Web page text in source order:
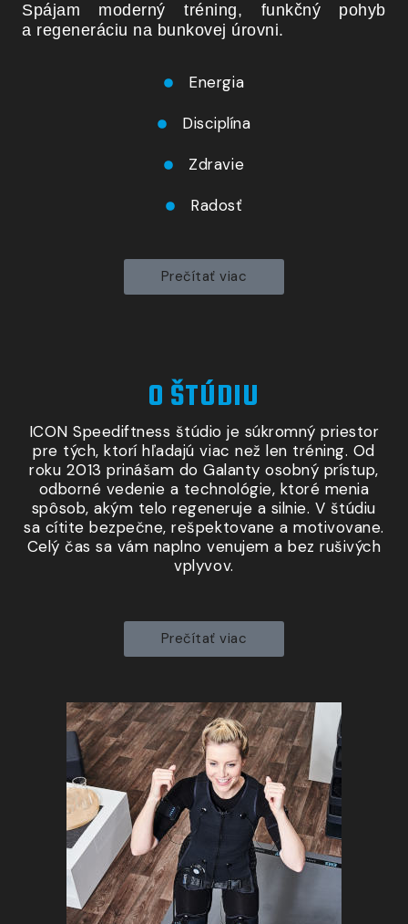
Spájam moderný tréning, funkčný pohyb
a regeneráciu na bunkovej úrovni.
Energia
Disciplína
Zdravie
Radosť
Prečítať viac
O ŠTÚDIU
ICON Speediftness štúdio je súkromný priestor
pre tých, ktorí hľadajú viac než len tréning. Od
roku 2013 prinášam do Galanty osobný prístup,
odborné vedenie a technológie, ktoré menia
spôsob, akým telo regeneruje a silnie. V štúdiu
sa cítite bezpečne, rešpektovanea motivovane.
Celý čas sa vám naplno venujema bez rušivých
vplyvov.
Prečítať viac